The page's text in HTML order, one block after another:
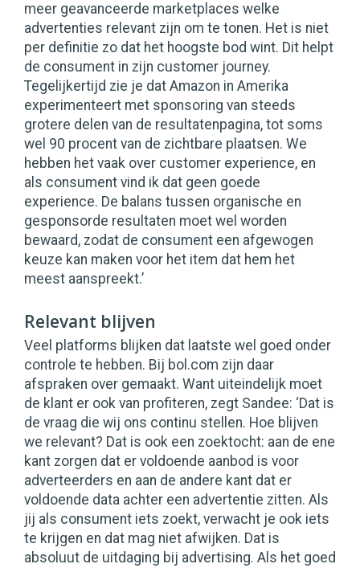
meer geavanceerde marketplaces welke
advertenties relevant zijn om te tonen. Het is niet
per definitie zo dat het hoogste bod wint. Dit helpt
de consument in zijn customer journey.
Tegelijkertijd zie je dat Amazon in Amerika
experimenteert met sponsoring van steeds
grotere delen van de resultatenpagina, tot soms
wel 90 procent van de zichtbare plaatsen. We
hebben het vaak over customer experience, en
als consument vind ik dat geen goede
experience. De balans tussen organische en
gesponsorde resultaten moet wel worden
bewaard, zodat de consument een afgewogen
keuze kan maken voor het item dat hem het
meest aanspreekt.’
Relevant blijven
Veel platforms blijken dat laatste wel goed onder
controle te hebben. Bij bol.com zijn daar
afspraken over gemaakt. Want uiteindelijk moet
de klant er ook van profiteren, zegt Sandee: ‘Dat is
de vraag die wij ons continu stellen. Hoe blijven
we relevant? Dat is ook een zoektocht: aan de ene
kant zorgen dat er voldoende aanbod is voor
adverteerders en aan de andere kant dat er
voldoende data achter een advertentie zitten. Als
jij als consument iets zoekt, verwacht je ook iets
te krijgen en dat mag niet afwijken. Dat is
absoluut de uitdaging bij advertising. Als het goed